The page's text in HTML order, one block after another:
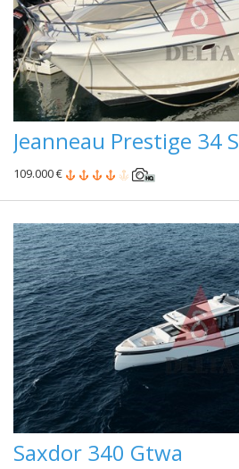
Jeanneau Prestige 34 S
109.000 €
Saxdor 340 Gtwa